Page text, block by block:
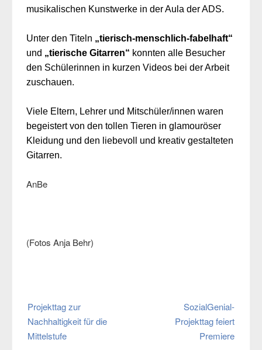
musikalischen Kunstwerke in der Aula der ADS.
Unter den Titeln „tierisch-menschlich-fabelhaft“
und „tierische Gitarren“ konnten alle Besucher
den Schülerinnen in kurzen Videos bei der Arbeit
zuschauen.
Viele Eltern, Lehrer und Mitschüler/innen waren
begeistert von den tollen Tieren in glamouröser
Kleidung und den liebevoll und kreativ gestalteten
Gitarren.
AnBe
(Fotos Anja Behr)
Beitragsnavigation
Projekttag zur
Nachhaltigkeit für die
Mittelstufe
SozialGenial-
Projekttag feiert
Premiere